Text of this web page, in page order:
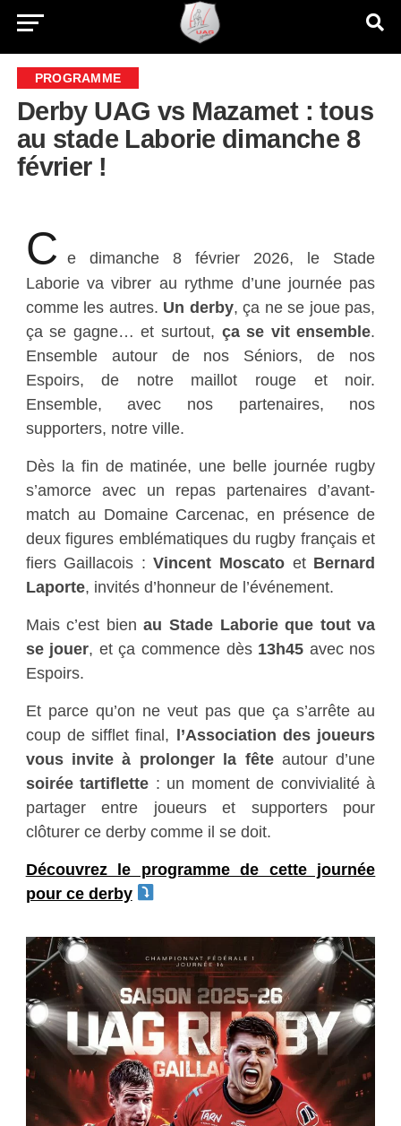
PROGRAMME
Derby UAG vs Mazamet : tous
au stade Laborie dimanche 8
février !
C e dimanche 8 février 2026, le Stade
Laborie va vibrer au rythme d’une journée pas
comme les autres. Un derby, ça ne se joue pas,
ça se gagne… et surtout, ça se vit ensemble.
Ensemble autour de nos Séniors, de nos
Espoirs, de notre maillot rouge et noir.
Ensemble, avec nos partenaires, nos
supporters, notre ville.
Dès la fin de matinée, une belle journée rugby
s’amorce avec un repas partenaires d’avant-
match au Domaine Carcenac, en présence de
deux figures emblématiques du rugby français et
fiers Gaillacois :Vincent Moscato et Bernard
Laporte, invités d’honneur de l’événement.
Mais c’est bienau Stade Laborie que tout va
se jouer, et ça commence dès 13h45 avec nos
Espoirs.
Et parce qu’on ne veut pas que ça s’arrête au
coup de sifflet final, l’Association des joueurs
vous invite à prolonger la fêteautour d’une
soirée tartiflette : un moment de convivialité à
partager entre joueurs et supporters pour
clôturer ce derby comme il se doit.
Découvrez le programme de cette journée
pour ce derby